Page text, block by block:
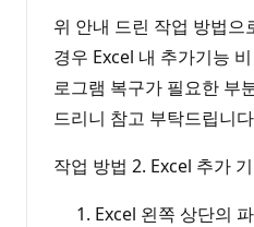
위 안내 드린 작업 방법으
경우 Excel 내 추가기능
로그램 복구가 필요한 부
드리니 참고 부탁드립니
작업 방법 2. Excel 추가
Excel 왼쪽 상단의